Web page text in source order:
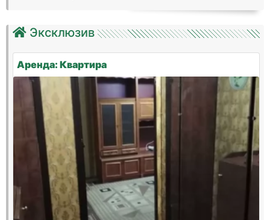
Эксклюзив
Аренда: Квартира